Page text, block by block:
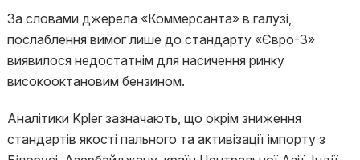
За словами джерела «Коммерсанта» в галузі,
послаблення вимог лише до стандарту «Євро-3»
виявилося недостатнім для насичення ринку
високооктановим бензином.
Аналітики Kpler зазначають, що окрім зниження
стандартів якості пального та активізації імпорту з